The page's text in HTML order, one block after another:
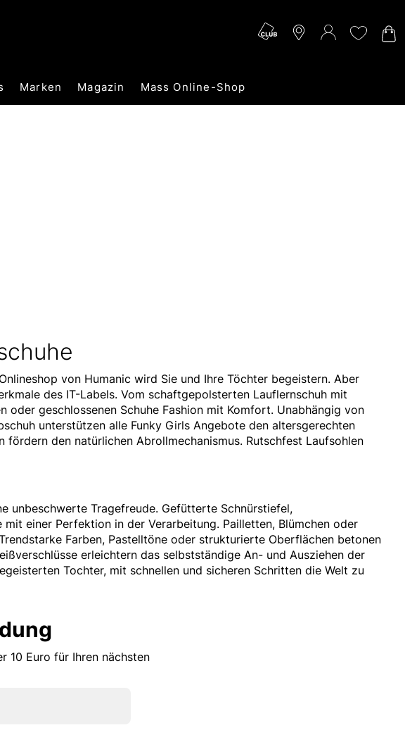
Marken Magazin Mass Online-Shop
von Humanic wird Sie und Ihre Töchter begeistern. Aber
des IT-Labels. Vom schaftgepolsterten Lauflernschuh mit
geschlossenen Schuhe Fashion mit Komfort. Unabhängig von
unterstützen alle Funky Girls Angebote den altersgerechten
fördern den natürlichen Abrollmechanismus. Rutschfest Laufsohlen
unbeschwerte Tragefreude. Gefütterte Schnürstiefel,
einer Perfektion in der Verarbeitung. Pailletten, Blümchen oder
Farben, Pastelltöne oder strukturierte Oberflächen betonen
erleichtern das selbstständige An- und Ausziehen der
Tochter, mit schnellen und sicheren Schritten die Welt zu
10 Euro für Ihren nächsten